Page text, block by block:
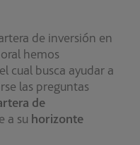
de inversión en
hemos
, el cual busca ayudar a
las preguntas
de
a su horizonte